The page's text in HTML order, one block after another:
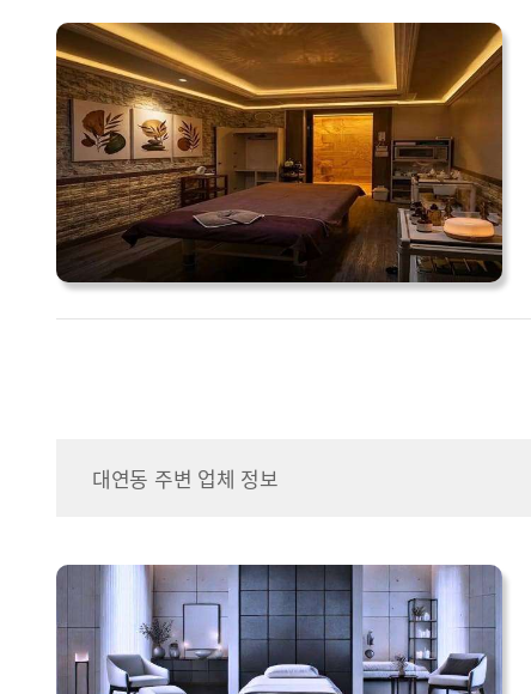
대연동 주변 업체 정보